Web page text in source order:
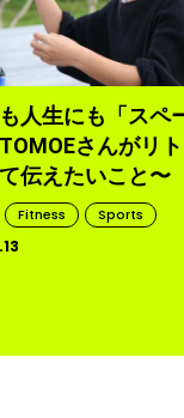
人生にも「スペ
さんがリ
伝えたいこと〜
Fitness Sports